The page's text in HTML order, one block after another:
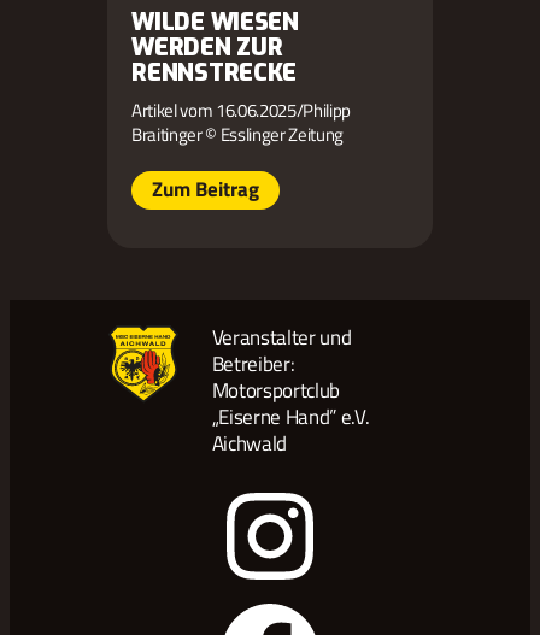
WILDE WIESEN
WERDEN ZUR
RENNSTRECKE
Artikel vom 16.06.2025/Philipp
Braitinger © Esslinger Zeitung
Zum Beitrag
Veranstalter und
Betreiber:
Motorsportclub
„Eiserne Hand” e.V.
Aichwald
Instagram